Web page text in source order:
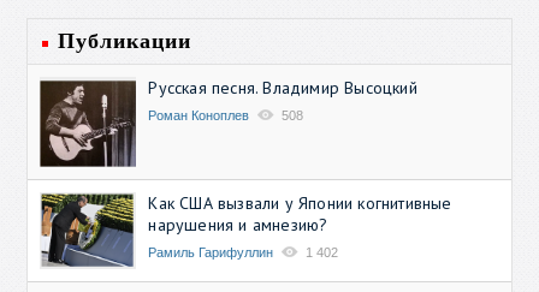
Публикации
Русская песня. Владимир Высоцкий
Роман Коноплев 508
Как США вызвали у Японии когнитивные
нарушения и амнезию?
Рамиль Гарифуллин 1 402